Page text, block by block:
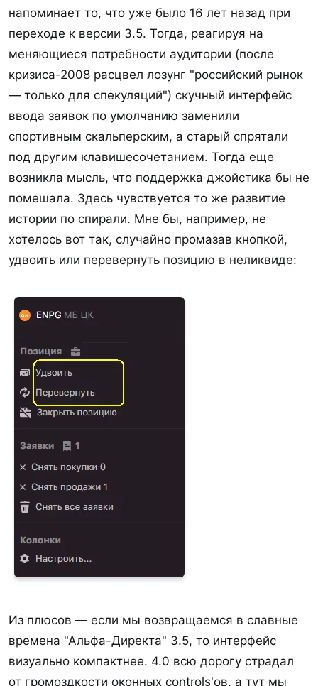
напоминает то, что уже было 16 лет назад при
переходе к версии 3.5. Тогда, реагируя на
меняющиеся потребности аудитории (после
кризиса-2008 расцвел лозунг "российский рынок
— только для спекуляций") скучный интерфейс
ввода заявок по умолчанию заменили
спортивным скальперским, а старый спрятали
под другим клавишесочетанием. Тогда еще
возникла мысль, что поддержка джойстика бы не
помешала. Здесь чувствуется то же развитие
истории по спирали. Мне бы, например, не
хотелось вот так, случайно промазав кнопкой,
удвоить или перевернуть позицию в неликвиде:
Из плюсов — если мы возвращаемся в славные
времена "Альфа-Директа" 3.5, то интерфейс
визуально компактнее. 4.0 всю дорогу страдал
от громоздкости оконных controls'ов, а тут мы